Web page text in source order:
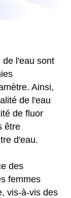
de l'eau sont
Ainsi,
de l'eau
de fluor
être
d'eau.
des
femmes
vis-à-vis des